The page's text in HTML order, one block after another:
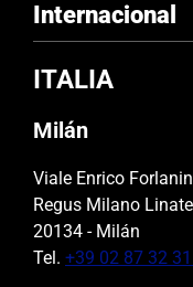
Internacional
ITALIA
Milán
Viale Enrico
Regus Milano Linate
20134 - Milán
Tel. +39 02 87 32